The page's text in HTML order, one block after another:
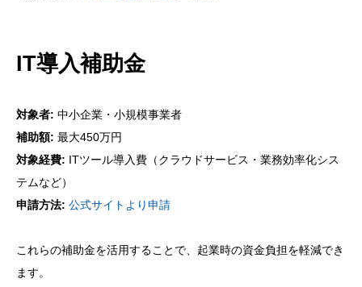
IT導入補助金
対象者: 中小企業・小規模事業者
補助額: 最大450万円
対象経費: ITツール導入費（クラウドサービス・業務効率化シス
テムなど）
申請方法: 公式サイトより申請
これらの補助金を活用することで、起業時の資金負担を軽減でき
ます。